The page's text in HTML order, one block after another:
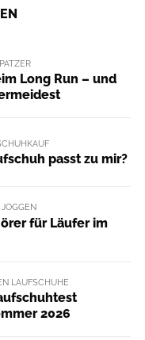
Long Run – und
passt zu mir?
für Läufer im
LAUFSCHUHE
2026